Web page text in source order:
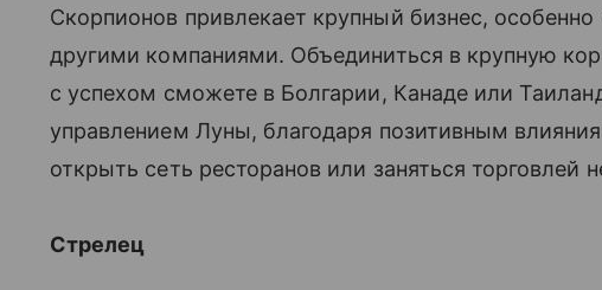
Скорпионов привлекает крупный бизнес,
другими компаниями. Объединиться в крупную
с успехом сможете в Болгарии, Канаде или
управлением Луны, благодаря позитивным
открыть сеть ресторанов или заняться торговлей
Стрелец